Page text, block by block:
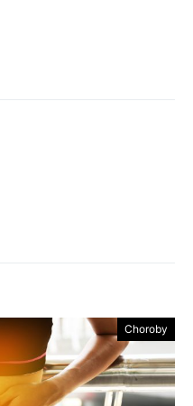
Choroby